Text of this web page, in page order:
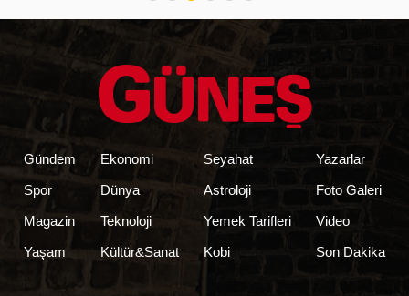
Gündem
Spor
Magazin
Yaşam
Ekonomi
Dünya
Teknoloji
Kültür&Sanat
Seyahat
Astroloji
Yemek Tarifleri
Kobi
Yazarlar
Foto Galeri
Video
Son Dakika